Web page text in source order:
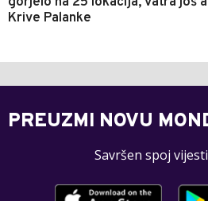
Krive Palanke
PREUZMI NOVU
Savršen spoj